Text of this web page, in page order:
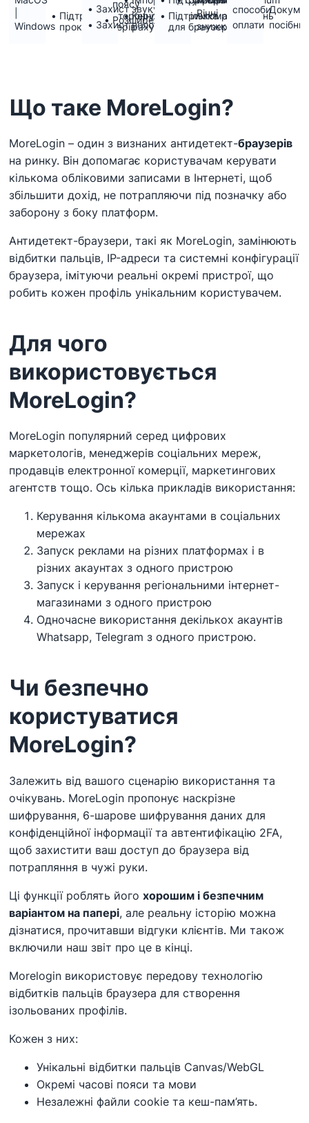
Windows
Підтримка сторонніх
проксі-серверів
Захист звуку
Захист полотна
поясу
Розширений
Керування кількома
рахунками
Підтримка розширень
для браузерів
Річні
знижки
способи
оплати
Що таке MoreLogin?
MoreLogin – один з визнаних антидетект-браузерів
на ринку. Він допомагає користувачам керувати
кількома обліковими записами в Інтернеті, щоб
збільшити дохід, не потрапляючи під позначку або
заборону з боку платформ.
Антидетект-браузери, такі як MoreLogin, замінюють
відбитки пальців, IP-адреси та системні конфігурації
браузера, імітуючи реальні окремі пристрої, що
робить кожен профіль унікальним користувачем.
Для чого
використовується
MoreLogin?
MoreLogin популярний серед цифрових
маркетологів, менеджерів соціальних мереж,
продавців електронної комерції, маркетингових
агентств тощо. Ось кілька прикладів використання:
Керування кількома акаунтами в соціальних
мережах
Запуск реклами на різних платформах і в
різних акаунтах з одного пристрою
Запуск і керування регіональними інтернет-
магазинами з одного пристрою
Одночасне використання декількох акаунтів
Whatsapp, Telegram з одного пристрою.
Чи безпечно
користуватися
MoreLogin?
Залежить від вашого сценарію використання та
очікувань. MoreLogin пропонує наскрізне
шифрування, 6-шарове шифрування даних для
конфіденційної інформації та автентифікацію 2FA,
щоб захистити ваш доступ до браузера від
потрапляння в чужі руки.
Ці функції роблять йогохорошим і безпечним
варіантом на папері, але реальну історію можна
дізнатися, прочитавши відгуки клієнтів. Ми також
включили наш звіт про це в кінці.
Morelogin використовує передову технологію
відбитків пальців браузера для створення
ізольованих профілів.
Кожен з них:
Унікальні відбитки пальців Canvas/WebGL
Окремі часові пояси та мови
Незалежні файли cookie та кеш-пам’ять.